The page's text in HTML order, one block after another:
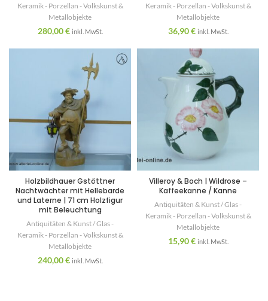
Keramik - Porzellan - Volkskunst &
Metallobjekte
280,00€ inkl. MwSt.
Keramik - Porzellan - Volkskunst &
Metallobjekte
36,90€ inkl. MwSt.
Holzbildhauer Gstöttner
Nachtwächter mit Hellebarde
und Laterne | 71 cm Holzfigur
mit Beleuchtung
Antiquitäten & Kunst / Glas -
Keramik - Porzellan - Volkskunst &
Metallobjekte
240,00€ inkl. MwSt.
Villeroy & Boch | Wildrose –
Kaffeekanne / Kanne
Antiquitäten & Kunst / Glas -
Keramik - Porzellan - Volkskunst &
Metallobjekte
15,90€ inkl. MwSt.